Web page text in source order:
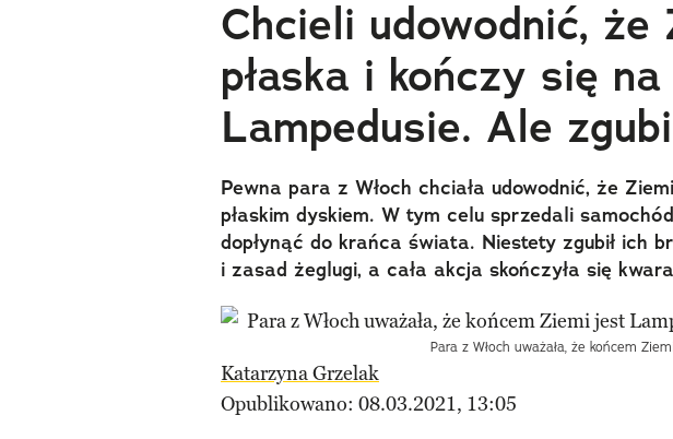
Chcieli udowodnić,
płaska i kończy się na
Lampedusie. Ale
Pewna para z Włoch chciała udowodnić, że
płaskim dyskiem. W tym celu sprzedali
dopłynąć do krańca świata. Niestety zgubił ich
i zasad żeglugi, a cała akcja skończyła się
Para z Włoch uważała, że końcem
Katarzyna Grzelak
Opublikowano: 08.03.2021, 13:05